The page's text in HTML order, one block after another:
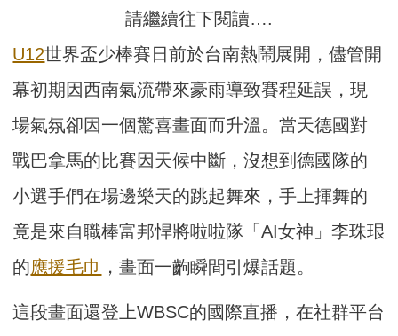
請繼續往下閱讀….
U12世界盃少棒賽日前於台南熱鬧展開，儘管開
幕初期因西南氣流帶來豪雨導致賽程延誤，現
場氣氛卻因一個驚喜畫面而升溫。當天德國對
戰巴拿馬的比賽因天候中斷，沒想到德國隊的
小選手們在場邊樂天的跳起舞來，手上揮舞的
竟是來自職棒富邦悍將啦啦隊「AI女神」李珠珢
的應援毛巾 ，畫面一齣瞬間引爆話題。
這段畫面還登上WBSC的國際直播，在社群平台